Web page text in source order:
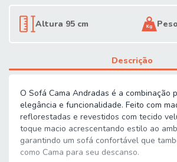
Altura 95 cm
Descrição
O Sofá Cama Andradas é a combinação
elegância e funcionalidade. Feito com
reflorestadas e revestidos com tecido
toque macio acrescentando estilo ao
garantindo um sofá confortável que
como Cama para seu descanso.